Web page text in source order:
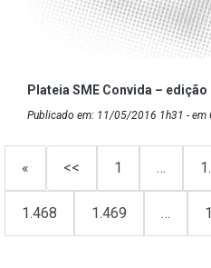
Plateia SME Convida – edição
Publicado em: 11/05/2016 1h31 - em
« << 1 …
1.468 1.469 …